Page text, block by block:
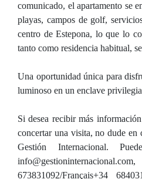
comunicado, el apartamento se
playas, campos de golf,
centro de Estepona, lo que lo
tanto como residencia habitual,
Una oportunidad única para
luminoso en un enclave
Si desea recibir más
concertar una visita, no dude en
Gestión Internacional.
673831092/Français+34